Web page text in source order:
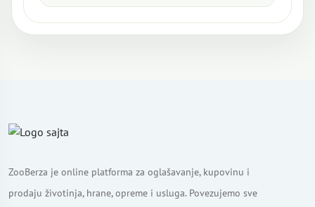
ZooBerza je online platforma za oglašavanje, kupovinu i
prodaju životinja, hrane, opreme i usluga. Povezujemo sve